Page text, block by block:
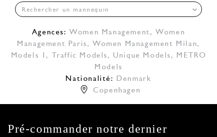
Rechercher un mannequin
Agences:Women Management ,Women
Management Paris, Women Management Milan,
Models 1 , Traffic Models, Unique Models,
METRO
Models
Nationalité:
Denmark
Copenhagen
Pré-commander notre dernier